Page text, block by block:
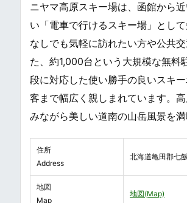
ニヤマ高原スキー場は、函館から
い「電車で行けるスキー場」とし
なしでも気軽に訪れたい方や公共
た、約1,000台という大規模な無料
段に対応した使い勝手の良いスキ
客まで幅広く親しまれています。
みながら美しい道南の山岳風景を満
住所
Address
北海道亀田郡七
地図
Map
地図(Map)